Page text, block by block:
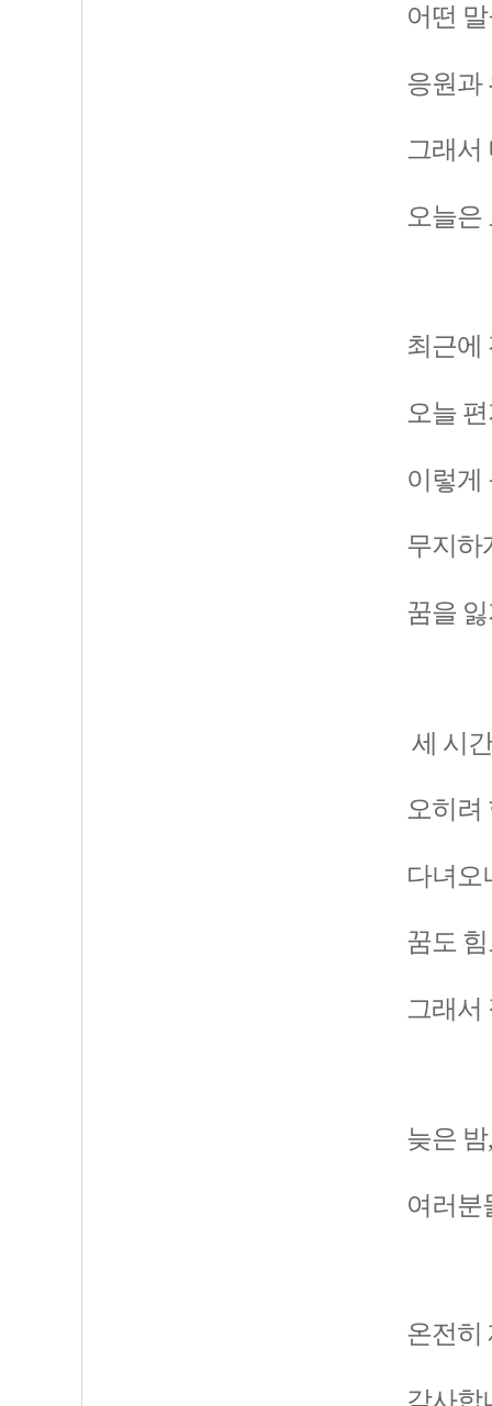
어떤
응원과
그래서
오늘은
최근에
오늘
이렇게
무지하
꿈을
세 시
오히려
다녀오
꿈도
그래서
늦은
여러분
온전히
감사합